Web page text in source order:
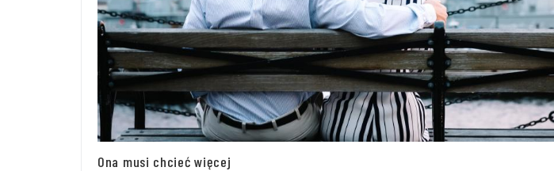
Ona musi chcieć więcej